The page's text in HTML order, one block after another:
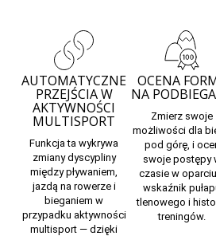
AUTOMATYCZNE
PRZEJŚCIA W
AKTYWNOŚCI
MULTISPORT
Funkcja ta wykrywa
zmiany dyscypliny
między pływaniem,
jazdą na rowerze i
bieganiem w
przypadku aktywności
multisport — dzięki
OCENA
NA
Zmierz swoje
możliwości dla
pod górę, i
swoje postępy
czasie w
wskaźnik
tlenowego i
treningów.